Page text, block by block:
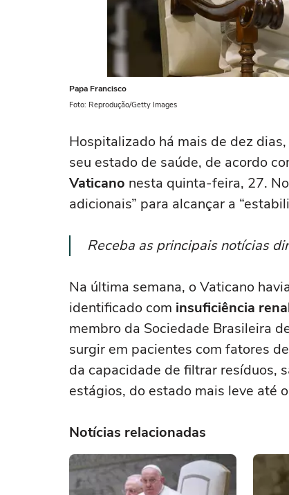
Papa Francisco
Foto: Reprodução/Getty Images
Hospitalizado há mais de dez dias,
seu estado de saúde, de acordo
Vaticano nesta quinta-feira, 27.
adicionais” para alcançar a
Receba as principais notícias
Na última semana, o Vaticano
identificado com insuficiência
membro da Sociedade Brasileira
surgir em pacientes com fatores
da capacidade de filtrar resíduos,
estágios, do estado mais leve até
Notícias relacionadas